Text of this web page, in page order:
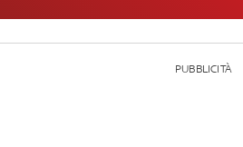
PUBBLICITÀ